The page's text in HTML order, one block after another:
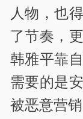
人物，也
了节奏，
韩雅平靠
需要的是
被恶意营销